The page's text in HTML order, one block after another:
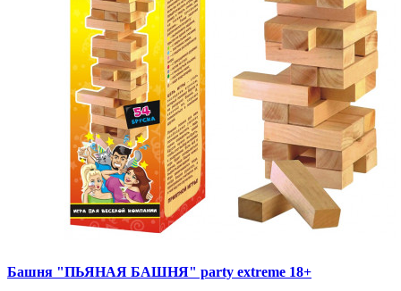
Башня "ПЬЯНАЯ БАШНЯ" party extreme 18+